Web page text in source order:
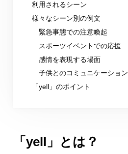
利用されるシーン
様々なシーン別の例文
緊急事態での注意喚起
スポーツイベントでの応援
感情を表現する場面
子供とのコミュニケーション
「yell」のポイント
「yell」とは？